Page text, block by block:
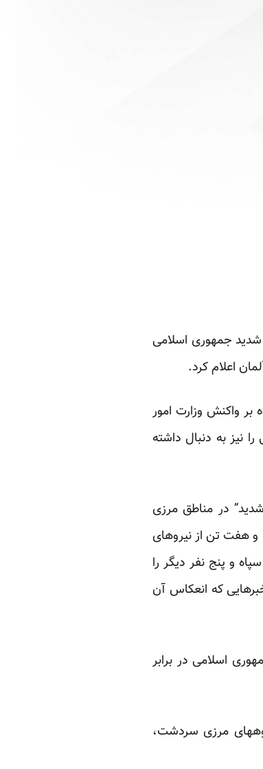
شدید جمهوری اسلامی
اعلام کرد.
بر واکنش وزارت امور
نیز به دنبال داشته
در مناطق مرزی
و هفت تن از نیروهای
و پنج نفر دیگر را
که انعکاس آن
اسلامی در برابر
مرزی سردشت،